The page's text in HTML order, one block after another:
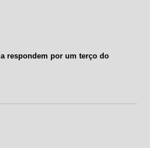
respondem por um terço do